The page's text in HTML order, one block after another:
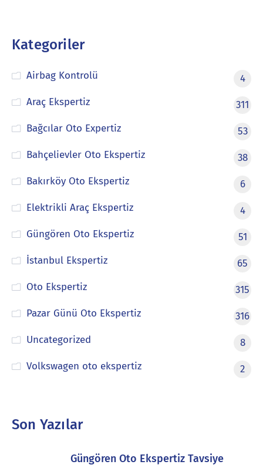
Kategoriler
Airbag Kontrolü
4
Araç Ekspertiz
311
Bağcılar Oto Expertiz
53
Bahçelievler Oto Ekspertiz
38
Bakırköy Oto Ekspertiz
6
Elektrikli Araç Ekspertiz
4
Güngören Oto Ekspertiz
51
İstanbul Ekspertiz
65
Oto Ekspertiz
315
Pazar Günü Oto Ekspertiz
316
Uncategorized
8
Volkswagen oto ekspertiz
2
Son Yazılar
Güngören Oto Ekspertiz Tavsiye